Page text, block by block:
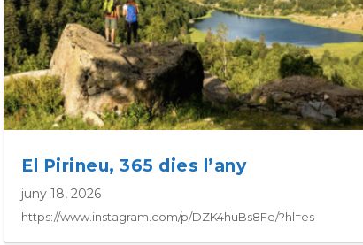
El Pirineu, 365 dies l’any
juny 18, 2026
https://www.instagram.com/p/DZK4huBs8Fe/?hl=es